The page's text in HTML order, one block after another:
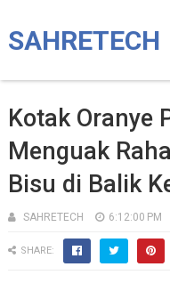
SAHRETECH
Kotak Oranye
Menguak
Bisu di Balik
SAHRETECH 6:12:00 PM
SHARE: